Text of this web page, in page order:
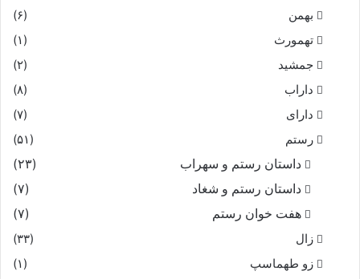
بهمن
(۶)
تهمورث
(۱)
جمشید
(۲)
داراب
(۸)
دارای
(۷)
رستم
(۵۱)
داستان رستم و سهراب
(۲۳)
داستان رستم و شغاد
(۷)
هفت خوان رستم‏
(۷)
زال
(۳۳)
زو طهماسپ‏
(۱)